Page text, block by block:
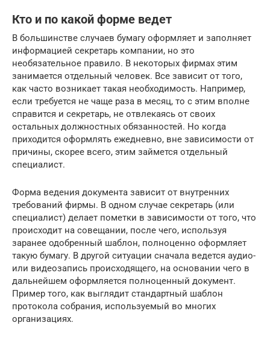
Кто и по какой форме ведет
В большинстве случаев бумагу оформляет и заполняет
информацией секретарь компании, но это
необязательное правило. В некоторых фирмах этим
занимается отдельный человек. Все зависит от того,
как часто возникает такая необходимость. Например,
если требуется не чаще раза в месяц, то с этим вполне
справится и секретарь, не отвлекаясь от своих
остальных должностных обязанностей. Но когда
приходится оформлять ежедневно, вне зависимости от
причины, скорее всего, этим займется отдельный
специалист.
Форма ведения документа зависит от внутренних
требований фирмы. В одном случае секретарь (или
специалист) делает пометки в зависимости от того, что
происходит на совещании, после чего, используя
заранее одобренный шаблон, полноценно оформляет
такую бумагу. В другой ситуации сначала ведется аудио-
или видеозапись происходящего, на основании чего в
дальнейшем оформляется полноценный документ.
Пример того, как выглядит стандартный шаблон
протокола собрания, используемый во многих
организациях.